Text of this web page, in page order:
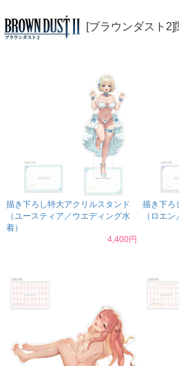
[ブラウンダスト2]
描き下ろし特大アクリルスタンド
（ユースティア／ウエディング水
着）
4,400円
描き下ろ
（ロエ